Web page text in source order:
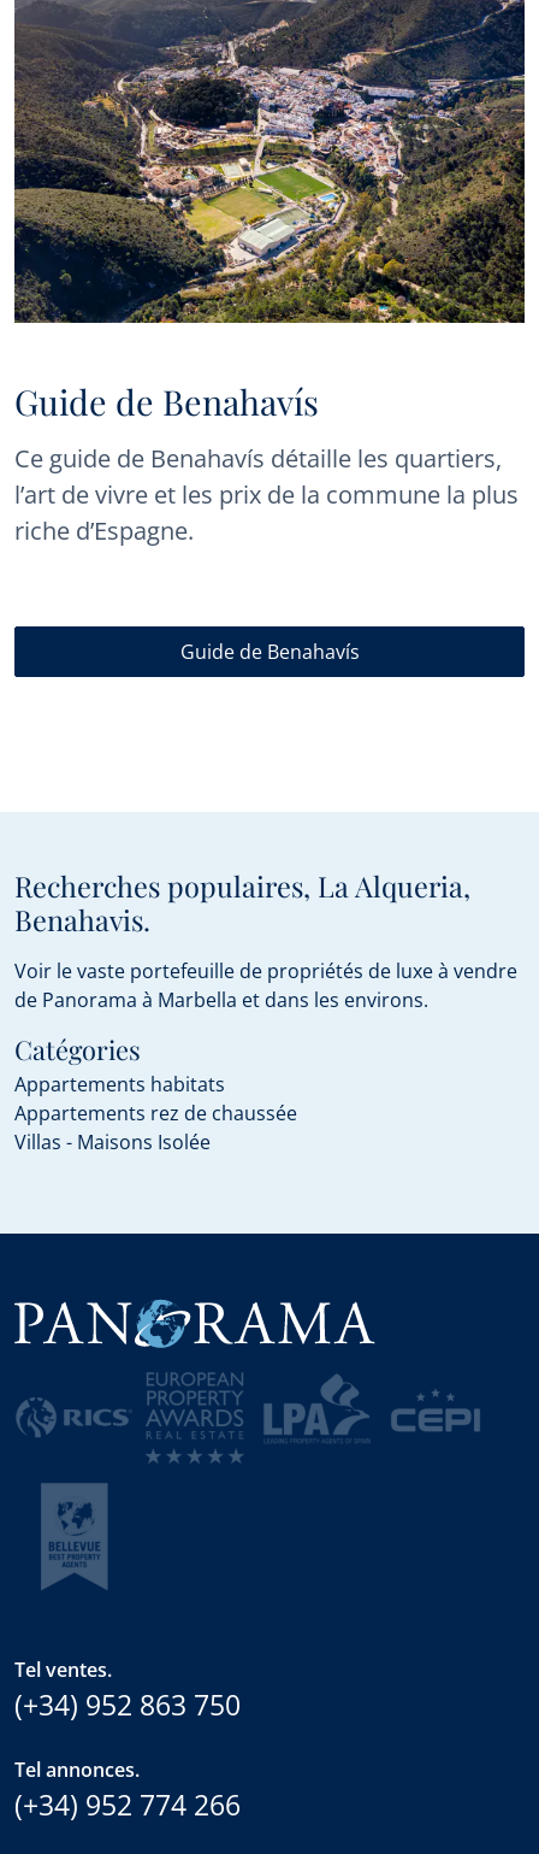
Guide de Benahavís
Ce guide de Benahavís détaille les quartiers,
l’art de vivre et les prix de la commune la plus
riche d’Espagne.
Guide de Benahavís
Recherches populaires, La Alqueria,
Benahavis.
Voir le vaste portefeuille de propriétés de luxe à vendre
de Panorama à Marbella et dans les environs.
Catégories
Appartements habitats
Appartements rez de chaussée
Villas - Maisons Isolée
Tel ventes.
(+34) 952 863 750
Tel annonces.
(+34) 952 774 266